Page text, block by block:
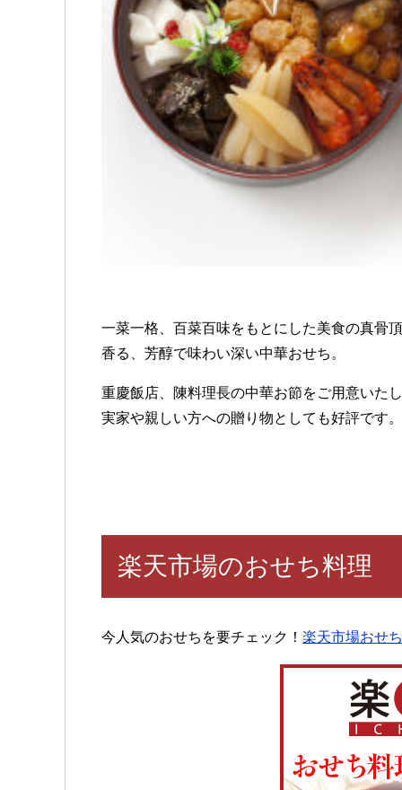
一菜一格、百菜百味をもとにした美食の真骨
香る、芳醇で味わい深い中華おせち。
重慶飯店、陳料理長の中華お節をご用意いた
実家や親しい方への贈り物としても好評です。
楽天市場のおせち料理
今人気のおせちを要チェック！ 楽天市場おせ